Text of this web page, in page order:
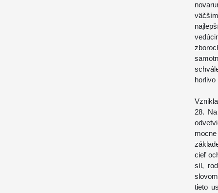
horlivo
28.
cieľ
síl,
tieto